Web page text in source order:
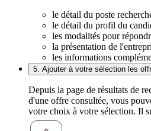
le détail du poste
le détail du profil du
les modalités pour
la présentation de
les informations
5. Ajouter à votre sélection les
Depuis la page de résultats de
d'une offre consultée, vous
votre choix à votre sélection. Il